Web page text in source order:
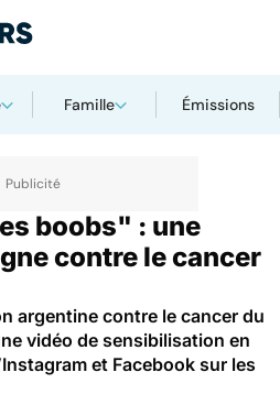
Famille Émissions
du sein
boobs" : une
contre le cancer
argentine contre le cancer du
vidéo de sensibilisation en
et Facebook sur les